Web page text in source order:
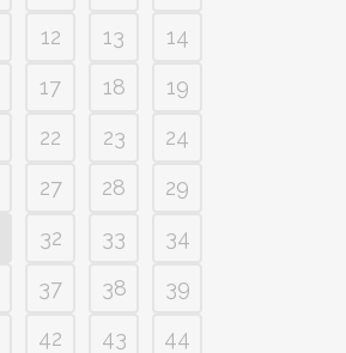
12 13
14
17 18
19
22 23
24
27 28
29
32 33
34
37 38
39
42 43
44